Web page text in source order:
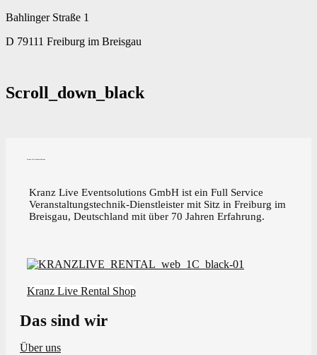
Bahlinger Straße 1
D 79111 Freiburg im Breisgau
Scroll_down_black
Kranz Live Eventsolutions GmbH ist ein Full Service
Veranstaltungstechnik-Dienstleister mit Sitz in Freiburg im
Breisgau, Deutschland mit über 70 Jahren Erfahrung.
Kranz Live Rental Shop
Das sind wir
Über uns